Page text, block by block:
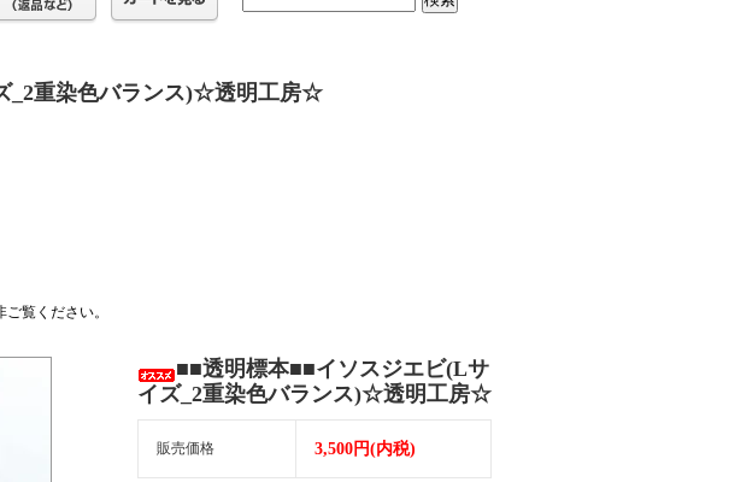
_2重染色バランス)☆透明工房☆
覧ください。
■■透明標本■■イソスジエビ(Lサ
イズ_2重染色バランス)☆透明工房☆
販売価格 3,500円(内税)